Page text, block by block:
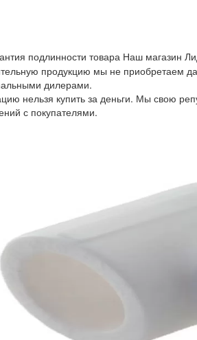
подлинности товара Наш магазин
продукцию мы не приобретаем
дилерами.
нельзя купить за деньги. Мы свою
с покупателями.